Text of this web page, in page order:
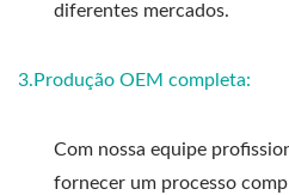
diferentes mercados.
3. Produção OEM completa:
Com nossa equipe
fornecer um processo